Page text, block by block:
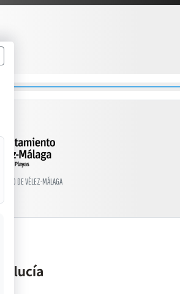
DE VÉLEZ-MÁLAGA